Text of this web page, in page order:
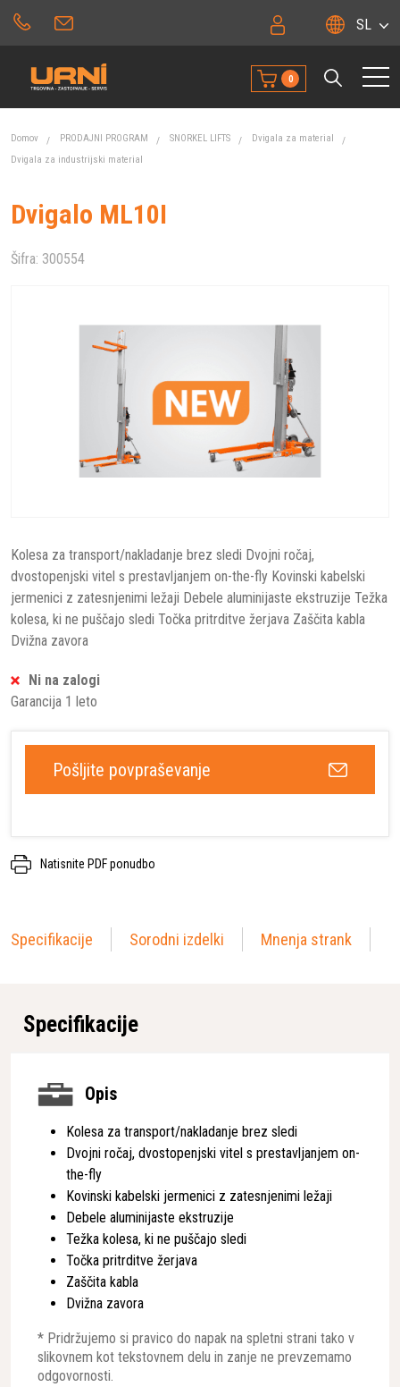
SL
0
Domov PRODAJNI PROGRAM SNORKEL LIFTS
Dvigala za material
Dvigala za industrijski material
Dvigalo ML10I
Šifra: 300554
Kolesa za transport/nakladanje brez sledi Dvojni ročaj,
dvostopenjski vitel s prestavljanjem on-the-fly Kovinski kabelski
jermenici z zatesnjenimi ležaji Debele aluminijaste ekstruzije Težka
kolesa, ki ne puščajo sledi Točka pritrditve žerjava Zaščita kabla
Dvižna zavora
Ni na zalogi
Garancija 1 leto
Pošljite povpraševanje
Natisnite PDF ponudbo
Specifikacije Sorodni izdelki Mnenja strank
Specifikacije
Opis
Kolesa za transport/nakladanje brez sledi
Dvojni ročaj, dvostopenjski vitel s prestavljanjem on-
the-fly
Kovinski kabelski jermenici z zatesnjenimi ležaji
Debele aluminijaste ekstruzije
Težka kolesa, ki ne puščajo sledi
Točka pritrditve žerjava
Zaščita kabla
Dvižna zavora
* Pridržujemo si pravico do napak na spletni strani tako v
slikovnem kot tekstovnem delu in zanje ne prevzemamo
odgovornosti.